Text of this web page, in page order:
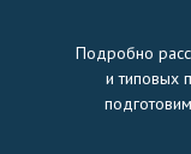
Подробно
и типовых